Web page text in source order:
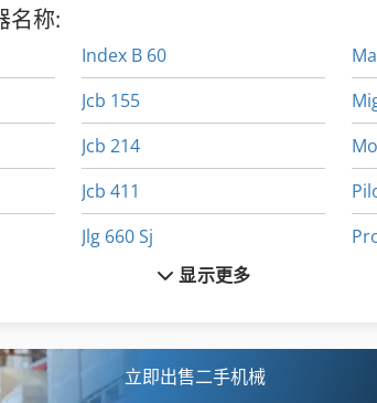
名称:
Index B 60
Jcb 155
Jcb 214
Jcb 411
Jlg 660 Sj
John Deere 5075 M
Landini Vision 105
显示更多
立即出售二手机械